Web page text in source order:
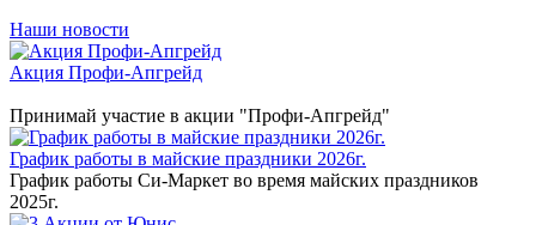
Наши новости
Акция Профи-Апгрейд
Принимай участие в акции "Профи-Апгрейд"
График работы в майские праздники 2026г.
График работы Си-Маркет во время майских праздников
2025г.